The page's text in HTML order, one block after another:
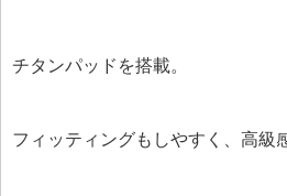
チタンパッドを搭載。
フィッティングもしやすく、高級